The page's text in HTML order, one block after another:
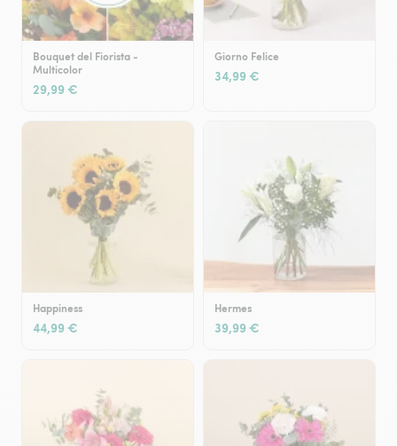
Bouquet del Fiorista -
Multicolor
29,99 €
Giorno Felice
34,99 €
Happiness
44,99 €
Hermes
39,99 €